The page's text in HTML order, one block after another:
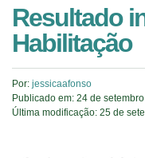
Resultado
Habilitação
Por: jessicaafonso
Publicado em: 24 de
Última modificação: 25 de